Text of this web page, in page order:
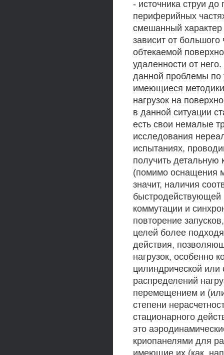
- источника струи
периферийных
смешанный
зависит от
обтекаемой
удаленности от
данной проблемы по
имеющиеся
нагрузок на
в данной ситуации
есть свои немалые
исследования
испытаниях,
получить детальную
(помимо оснащения
значит, наличия
быстродействующей
коммутации и
повторение
целей более
действия,
нагрузок, особенно
цилиндрической
распределений
перемещением и
степени
стационарного
это
криопанелями для
имеющие их (как,